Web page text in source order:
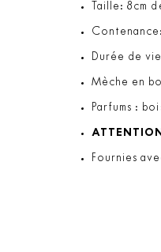
Taille: 8cm
Durée de
Mèche en
Parfums :
ATTENTION
Fournies